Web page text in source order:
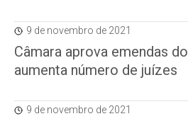
9 de novembro de 2021
Câmara aprova emendas
aumenta número de juízes
9 de novembro de 2021